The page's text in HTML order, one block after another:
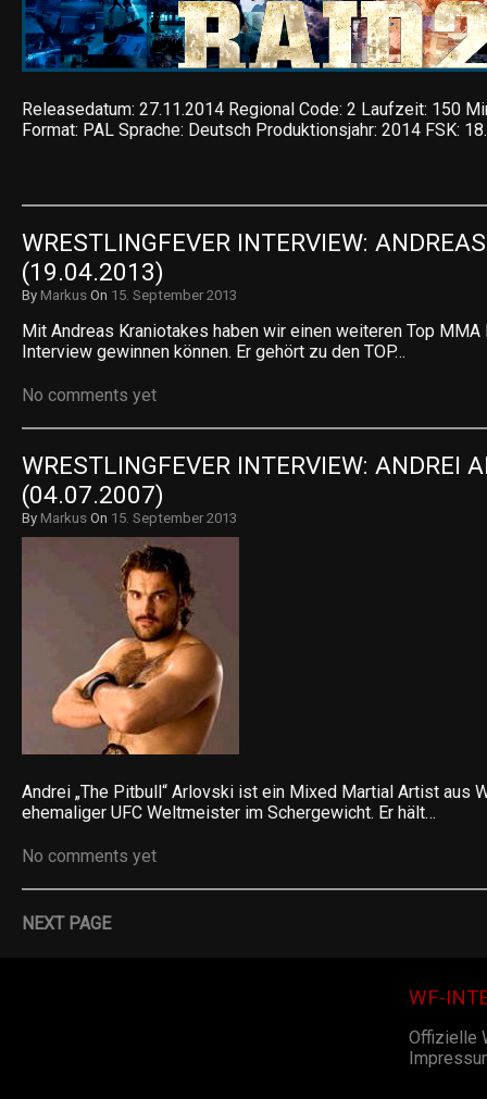
Releasedatum: 27.11.2014 Regional Code: 2 Laufzeit: 150
Format: PAL Sprache: Deutsch Produktionsjahr: 2014 FSK:
WRESTLINGFEVER INTERVIEW:
(19.04.2013)
By Markus On 15. September 2013
Mit Andreas Kraniotakes haben wir einen weiteren Top MMA
Interview gewinnen können. Er gehört zu den TOP…
No comments yet
WRESTLINGFEVER INTERVIEW: ANDREI
(04.07.2007)
By Markus On 15. September 2013
Andrei „The Pitbull“ Arlovski ist ein Mixed Martial Artist aus
ehemaliger UFC Weltmeister im Schergewicht. Er hält…
No comments yet
NEXT PAGE
WF-
Offizielle